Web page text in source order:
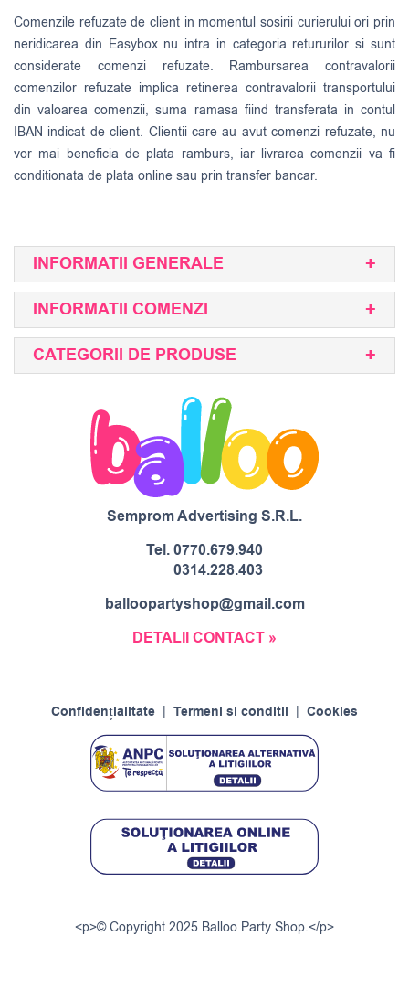
Comenzile refuzate de client in momentul sosirii curierului ori prin
neridicarea din Easybox nu intra in categoria retururilor si sunt
considerate comenzi refuzate. Rambursarea contravalorii
comenzilor refuzate implica retinerea contravalorii transportului
din valoarea comenzii, suma ramasa fiind transferata in contul
IBAN indicat de client. Clientii care au avut comenzi refuzate, nu
vor mai beneficia de plata ramburs, iar livrarea comenzii va fi
conditionata de plata online sau prin transfer bancar.
INFORMATII GENERALE
INFORMATII COMENZI
CATEGORII DE PRODUSE
Semprom Advertising S.R.L.
Tel.0770.679.940
0314.228.403
balloopartyshop@gmail.com
DETALII CONTACT »
Confidențialitate Termeni si conditii Cookies
<p>© Copyright 2025 Balloo Party Shop.</p>